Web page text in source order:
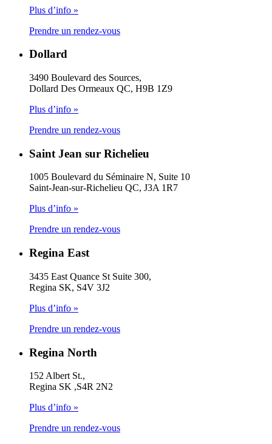
Plus d’info »
Prendre un rendez-vous
Dollard
3490 Boulevard des Sources,
Dollard Des Ormeaux QC, H9B 1Z9
Plus d’info »
Prendre un rendez-vous
Saint Jean sur Richelieu
1005 Boulevard du Séminaire N, Suite 10
Saint-Jean-sur-Richelieu QC, J3A 1R7
Plus d’info »
Prendre un rendez-vous
Regina East
3435 East Quance St Suite 300,
Regina SK, S4V 3J2
Plus d’info »
Prendre un rendez-vous
Regina North
152 Albert St.,
Regina SK ,S4R 2N2
Plus d’info »
Prendre un rendez-vous